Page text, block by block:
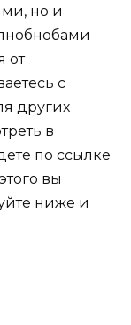
но и
от
с
других
в
по ссылке
вы
ниже и